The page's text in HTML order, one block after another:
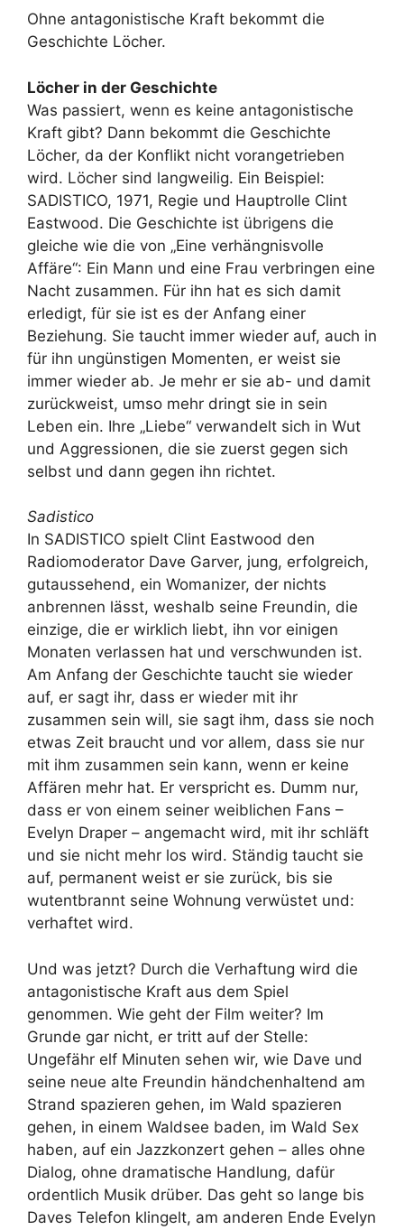
Ohne antagonistische Kraft bekommt die
Geschichte Löcher.
Löcher in der Geschichte
Was passiert, wenn es keine antagonistische
Kraft gibt? Dann bekommt die Geschichte
Löcher, da der Konflikt nicht vorangetrieben
wird. Löcher sind langweilig. Ein Beispiel:
SADISTICO, 1971, Regie und Hauptrolle Clint
Eastwood. Die Geschichte ist übrigens die
gleiche wie die von „Eine verhängnisvolle
Affäre“: Ein Mann und eine Frau verbringen eine
Nacht zusammen. Für ihn hat es sich damit
erledigt, für sie ist es der Anfang einer
Beziehung. Sie taucht immer wieder auf, auch in
für ihn ungünstigen Momenten, er weist sie
immer wieder ab. Je mehr er sie ab- und damit
zurückweist, umso mehr dringt sie in sein
Leben ein. Ihre „Liebe“ verwandelt sich in Wut
und Aggressionen, die sie zuerst gegen sich
selbst und dann gegen ihn richtet.
Sadistico
In SADISTICO spielt Clint Eastwood den
Radiomoderator Dave Garver, jung, erfolgreich,
gutaussehend, ein Womanizer, der nichts
anbrennen lässt, weshalb seine Freundin, die
einzige, die er wirklich liebt, ihn vor einigen
Monaten verlassen hat und verschwunden ist.
Am Anfang der Geschichte taucht sie wieder
auf, er sagt ihr, dass er wieder mit ihr
zusammen sein will, sie sagt ihm, dass sie noch
etwas Zeit braucht und vor allem, dass sie nur
mit ihm zusammen sein kann, wenn er keine
Affären mehr hat. Er verspricht es. Dumm nur,
dass er von einem seiner weiblichen Fans –
Evelyn Draper – angemacht wird, mit ihr schläft
und sie nicht mehr los wird. Ständig taucht sie
auf, permanent weist er sie zurück, bis sie
wutentbrannt seine Wohnung verwüstet und:
verhaftet wird.
Und was jetzt? Durch die Verhaftung wird die
antagonistische Kraft aus dem Spiel
genommen. Wie geht der Film weiter? Im
Grunde gar nicht, er tritt auf der Stelle:
Ungefähr elf Minuten sehen wir, wie Dave und
seine neue alte Freundin händchenhaltend am
Strand spazieren gehen, im Wald spazieren
gehen, in einem Waldsee baden, im Wald Sex
haben, auf ein Jazzkonzert gehen – alles ohne
Dialog, ohne dramatische Handlung, dafür
ordentlich Musik drüber. Das geht so lange bis
Daves Telefon klingelt, am anderen Ende Evelyn